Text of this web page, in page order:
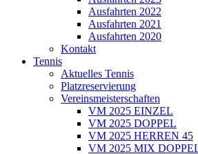
Ausfahrten 2022
Ausfahrten 2021
Ausfahrten 2020
Kontakt
Tennis
Aktuelles Tennis
Platzreservierung
Vereinsmeisterschaften
VM 2025 EINZEL
VM 2025 DOPPEL
VM 2025 HERREN 45
VM 2025 MIX